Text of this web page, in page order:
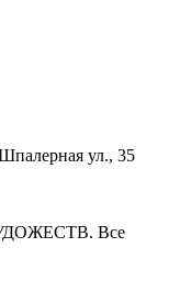
ул., 35
Все